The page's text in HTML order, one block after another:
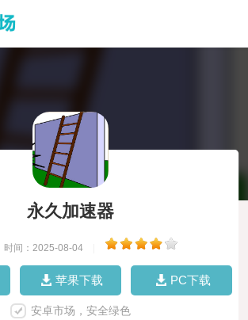
永久加速器
时间：2025-08-04
苹果下载 PC下载
安卓市场，安全绿色